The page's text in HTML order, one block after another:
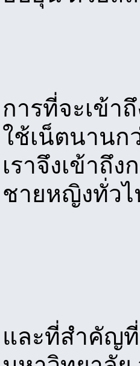
การที่จะเข้า
ใช้เน็ตนานก
เราจึงเข้าถึ
ชายหญิงทั่วไ
และที่สำคัญ